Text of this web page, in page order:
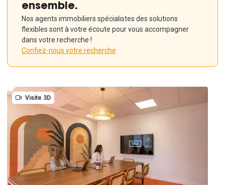
ensemble.
Nos agents immobiliers spécialistes des solutions
flexibles sont à votre écoute pour vous accompagner
dans votre recherche !
Confiez-nous votre recherche
Visite 3D